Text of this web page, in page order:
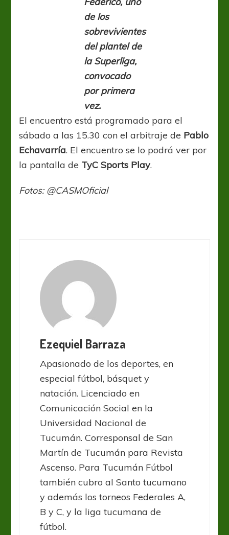
de los
sobrevivientes
del plantel de
la Superliga,
convocado
por primera
vez.
El encuentro está programado para el
sábado a las 15.30 con el arbitraje de Pablo
Echavarría. El encuentro se lo podrá ver por
la pantalla de TyC Sports Play.
Fotos: @CASMOficial
Ezequiel Barraza
Apasionado de los deportes, en
especial fútbol, básquet y
natación. Licenciado en
Comunicación Social en la
Universidad Nacional de
Tucumán. Corresponsal de San
Martín de Tucumán para Revista
Ascenso. Para Tucumán Fútbol
también cubro al Santo tucumano
y además los torneos Federales A,
B y C, y la liga tucumana de
fútbol.